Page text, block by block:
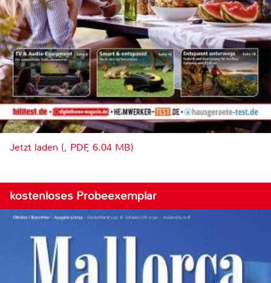
Jetzt laden (, PDF, 6.04 MB)
kostenloses Probeexemplar